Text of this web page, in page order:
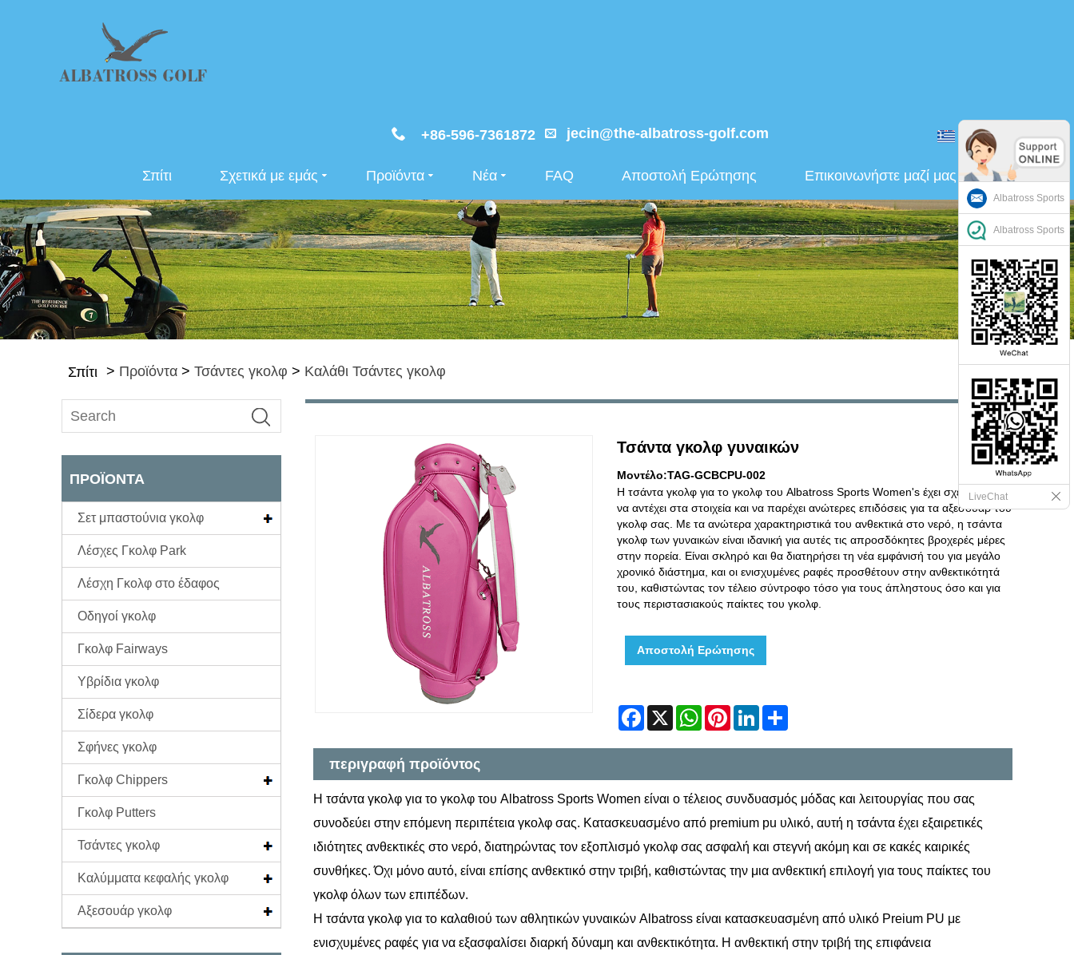
+86-596-7361872 jecin@the-albatross-golf.com ελληνικά
Σπίτι Σχετικά με εμάς Προϊόντα Νέα FAQ Αποστολή Ερώτησης Επικοινωνήστε μαζί μας
Σπίτι > Προϊόντα > Τσάντες γκολφ > Καλάθι Τσάντες γκολφ
ΠΡΟΪΌΝΤΑ
Σετ μπαστούνια γκολφ
Λέσχες Γκολφ Park
Λέσχη Γκολφ στο έδαφος
Οδηγοί γκολφ
Γκολφ Fairways
Υβρίδια γκολφ
Σίδερα γκολφ
Σφήνες γκολφ
Γκολφ Chippers
Γκολφ Putters
Τσάντες γκολφ
Καλύμματα κεφαλής γκολφ
Αξεσουάρ γκολφ
Τσάντα γκολφ γυναικών
Μοντέλο:TAG-GCBCPU-002
Η τσάντα γκολφ για το γκολφ του Albatross Sports Women's έχει σχεδιαστεί για
να αντέχει στα στοιχεία και να παρέχει ανώτερες επιδόσεις για τα αξεσουάρ του
γκολφ σας. Με τα ανώτερα χαρακτηριστικά του ανθεκτικά στο νερό, η τσάντα
γκολφ των γυναικών είναι ιδανική για αυτές τις απροσδόκητες βροχερές μέρες
στην πορεία. Είναι σκληρό και θα διατηρήσει τη νέα εμφάνισή του για μεγάλο
χρονικό διάστημα, και οι ενισχυμένες ραφές προσθέτουν στην ανθεκτικότητά
του, καθιστώντας τον τέλειο σύντροφο τόσο για τους άπληστους όσο και για
τους περιστασιακούς παίκτες του γκολφ.
Αποστολή Ερώτησης
Facebook
X WhatsApp
Pinterest
LinkedIn
περιγραφή προϊόντος
Η τσάντα γκολφ για το γκολφ του Albatross Sports Women είναι ο τέλειος συνδυασμός μόδας και λειτουργίας που σας
συνοδεύει στην επόμενη περιπέτεια γκολφ σας. Κατασκευασμένο από premium pu υλικό, αυτή η τσάντα έχει εξαιρετικές
ιδιότητες ανθεκτικές στο νερό, διατηρώντας τον εξοπλισμό γκολφ σας ασφαλή και στεγνή ακόμη και σε κακές καιρικές
συνθήκες. Όχι μόνο αυτό, είναι επίσης ανθεκτικό στην τριβή, καθιστώντας την μια ανθεκτική επιλογή για τους παίκτες του
γκολφ όλων των επιπέδων.
Η τσάντα γκολφ για το καλαθιού των αθλητικών γυναικών Albatross είναι κατασκευασμένη από υλικό Preium PU με
ενισχυμένες ραφές για να εξασφαλίσει διαρκή δύναμη και ανθεκτικότητα. Η ανθεκτική στην τριβή της επιφάνεια
Albatross Sports
Albatross Sports
LiveChat